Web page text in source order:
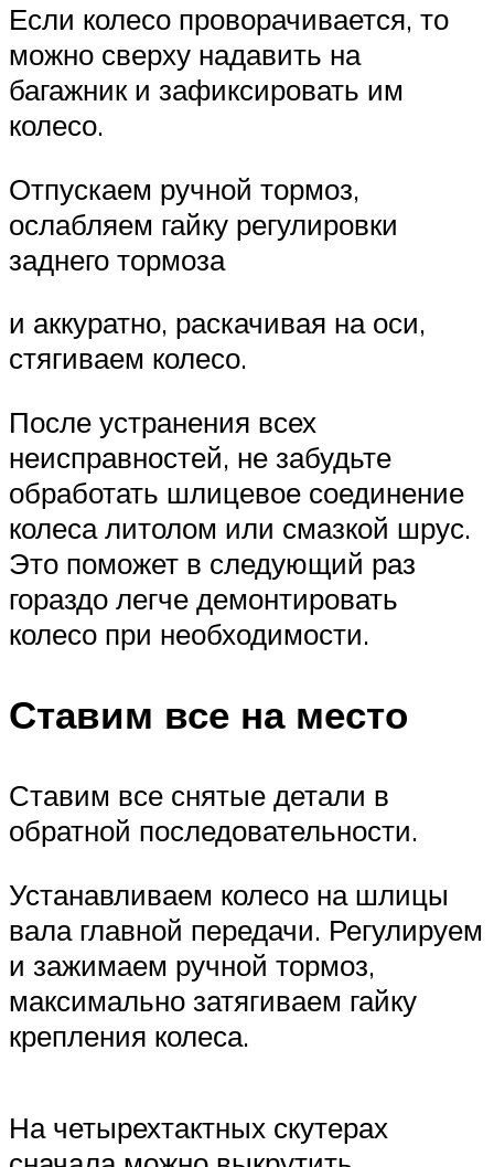
Если колесо проворачивается, то
можно сверху надавить на
багажник и зафиксировать им
колесо.
Отпускаем ручной тормоз,
ослабляем гайку регулировки
заднего тормоза
и аккуратно, раскачивая на оси,
стягиваем колесо.
После устранения всех
неисправностей, не забудьте
обработать шлицевое соединение
колеса литолом или смазкой шрус.
Это поможет в следующий раз
гораздо легче демонтировать
колесо при необходимости.
Ставим все на место
Ставим все снятые детали в
обратной последовательности.
Устанавливаем колесо на шлицы
вала главной передачи. Регулируем
и зажимаем ручной тормоз,
максимально затягиваем гайку
крепления колеса.
На четырехтактных скутерах